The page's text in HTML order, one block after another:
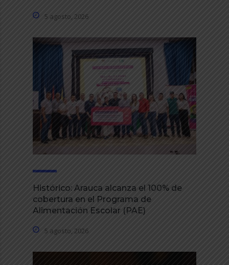
5 agosto, 2026
Histórico: Arauca alcanza el 100% de
cobertura en el Programa de
Alimentación Escolar (PAE)
5 agosto, 2026